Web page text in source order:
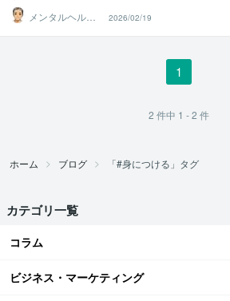
メンタルヘルス
のお手伝い✨よ
うすけ
2026/02/19
1
2 件中 1 - 2 件
ホーム ブログ 「#身につける」タグ
カテゴリ一覧
コラム
ビジネス・マーケティング